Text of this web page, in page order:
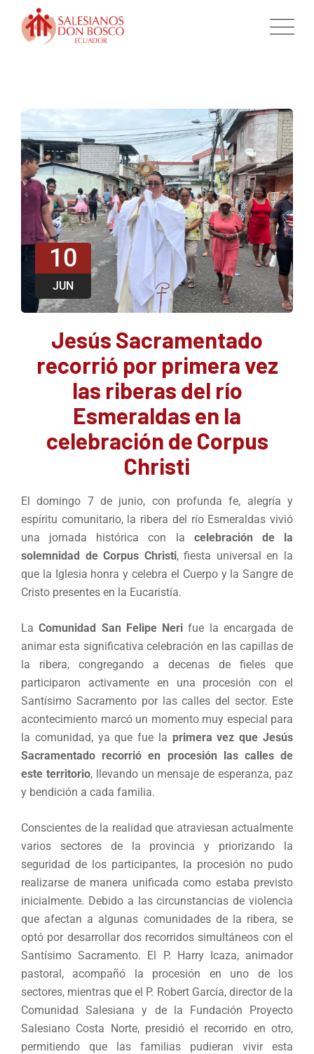
10
JUN
Jesús Sacramentado
recorrió por primera vez
las riberas del río
Esmeraldas en la
celebración de Corpus
Christi
El domingo 7 de junio, con profunda fe, alegría y
espíritu comunitario, la ribera del río Esmeraldas vivió
una jornada histórica con la celebración de la
solemnidad de Corpus Christi, fiesta universal en la
que la Iglesia honra y celebra el Cuerpo y la Sangre de
Cristo presentes en la Eucaristía.
LaComunidad San Felipe Nerifue la encargada de
animar esta significativa celebración en las capillas de
la ribera, congregando a decenas de fieles que
participaron activamente en una procesión con el
Santísimo Sacramento por las calles del sector. Este
acontecimiento marcó un momento muy especial para
la comunidad, ya que fue la primera vez que Jesús
Sacramentado recorrió en procesión las calles de
este territorio, llevando un mensaje de esperanza, paz
y bendición a cada familia.
Conscientes de la realidad que atraviesan actualmente
varios sectores de la provincia y priorizando la
seguridad de los participantes, la procesión no pudo
realizarse de manera unificada como estaba previsto
inicialmente. Debido a las circunstancias de violencia
que afectan a algunas comunidades de la ribera, se
optó por desarrollar dos recorridos simultáneos con el
Santísimo Sacramento. El P. Harry Icaza, animador
pastoral, acompañó la procesión en uno de los
sectores, mientras que el P. Robert García, director de la
Comunidad Salesiana y de la Fundación Proyecto
Salesiano Costa Norte, presidió el recorrido en otro,
permitiendo que las familias pudieran vivir esta